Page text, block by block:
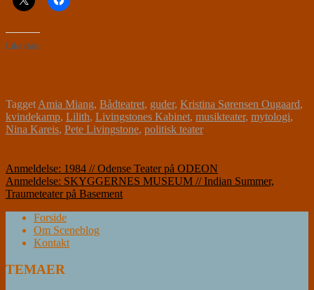
Like this:
Tagget Amia Miang, Bådteatret, guder, Kristina Sørensen Ougaard,
kvindekamp, Lilith, Livingstones Kabinet, musikteater, mytologi,
Nina Kareis, Pete Livingstone, politisk teater
Indlægsnavigation
Anmeldelse: 1984 // Odense Teater på ODEON
Anmeldelse: SKYGGERNES MUSEUM // Indian Summer,
Traumeteater på Basement
Forside
Om Sceneblog
Kontakt
TEMAER